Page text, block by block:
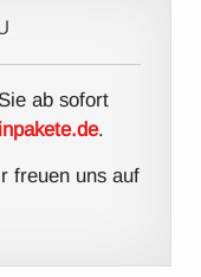
ab sofort
.
freuen uns auf